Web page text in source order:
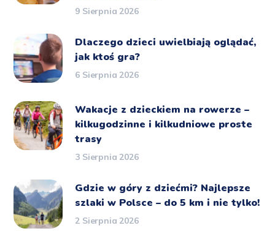
9 Sierpnia 2026
Dlaczego dzieci uwielbiają oglądać,
jak ktoś gra?
6 Sierpnia 2026
Wakacje z dzieckiem na rowerze –
kilkugodzinne i kilkudniowe proste
trasy
3 Sierpnia 2026
Gdzie w góry z dziećmi? Najlepsze
szlaki w Polsce – do 5 km i nie tylko!
2 Sierpnia 2026